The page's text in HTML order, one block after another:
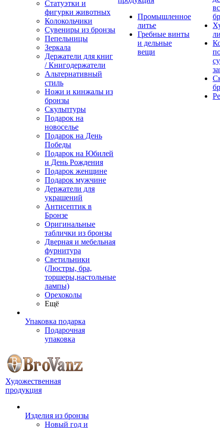
Статуэтки и
фигурки животных
Колокольчики
Сувениры из бронзы
Пепельницы
Зеркала
Держатели для книг
/ Книгодержатели
Альтернативный
стиль
Ножи и кинжалы из
бронзы
Скульптуры
Подарок на
новоселье
Подарок на День
Победы
Подарок на Юбилей
и День Рождения
Подарок женщине
Подарок мужчине
Держатели для
украшений
Антисептик в
Бронзе
Оригинальные
таблички из бронзы
Дверная и мебельная
фурнитура
Светильники
(Люстры, бра,
торшеры,настольные
лампы)
Орехоколы
Ещё
Упаковка подарка
Подарочная
упаковка
Промышленное
литье
Гребные винты
и дельные
вещи
Художественная
продукция
Изделия из бронзы
Новый год и